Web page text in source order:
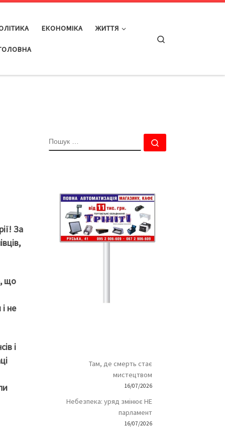
ЕКОНОМІКА ЖИТТЯ
За
що
не
і
ПОШУК
Там, де смерть стає
мистецтвом
16/07/2026
Небезпека: уряд змінює НЕ
парламент
16/07/2026